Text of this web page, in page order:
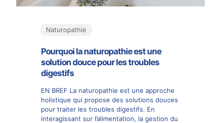
Naturopathie
Pourquoi la naturopathie est une
solution douce pour les troubles
digestifs
EN BREF La naturopathie est une approche
holistique qui propose des solutions douces
pour traiter les troubles digestifs. En
interagissant sur l’alimentation, la gestion du